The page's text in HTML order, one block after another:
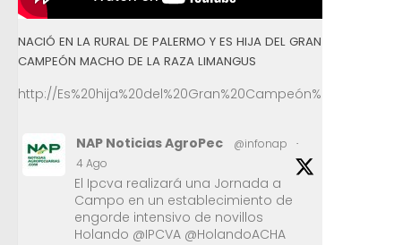
NACIÓ EN LA RURAL DE PALERMO Y ES HIJA DEL GRAN
CAMPEÓN MACHO DE LA RAZA LIMANGUS
http://
NAP Noticias AgroPec @infonap
·
4 Ago
El Ipcva realizará una Jornada a
Campo en un establecimiento de
engorde intensivo de novillos
Holando @IPCVA @HolandoACHA